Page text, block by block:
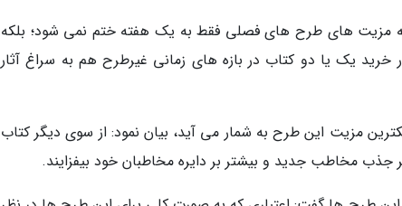
مزیت های طرح های فصلی فقط به یک هفته ختم نمی شود؛ بلکه
خرید یک یا دو کتاب در بازه های زمانی غیرطرح هم به سراغ آثار
مزیت این طرح به شمار می آید، بیان نمود: از سوی دیگر کتاب
جذب مخاطب جدید و بیشتر بر دایره مخاطبان خود بیفزایند.